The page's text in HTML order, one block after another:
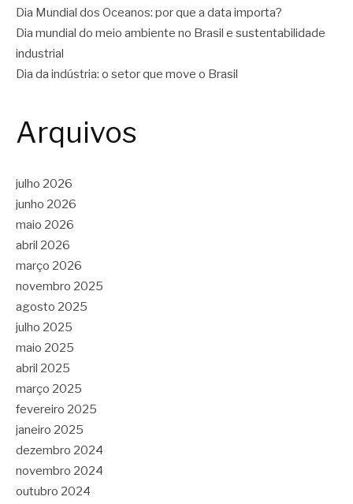
Dia Mundial dos Oceanos: por que a data importa?
Dia mundial do meio ambiente no Brasil e sustentabilidade
industrial
Dia da indústria: o setor que move o Brasil
Arquivos
julho 2026
junho 2026
maio 2026
abril 2026
março 2026
novembro 2025
agosto 2025
julho 2025
maio 2025
abril 2025
março 2025
fevereiro 2025
janeiro 2025
dezembro 2024
novembro 2024
outubro 2024